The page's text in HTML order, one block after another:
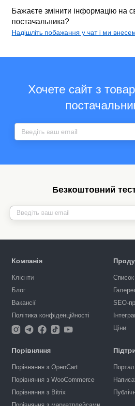
Бажаєте змінити інформацію на
постачальника?
Надішліть побажання у чат і ми
Хочете сайт з
Безкоштовний
Компанія
Клієнти
Блог
Вакансії
Політика конфіденційності
Список
SEO-
Ціни
Порівняння
Порівняння з OpenCart
Порівняння з WooCommerce
Порівняння з Bitrix